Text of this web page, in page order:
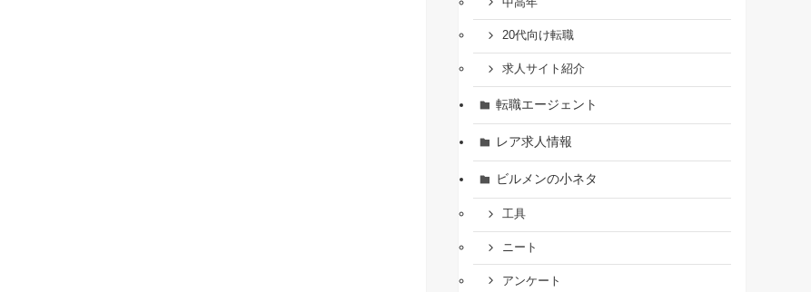
20代向け転職
求人サイト紹介
転職エージェント
レア求人情報
ビルメンの小ネタ
工具
ニート
アンケート